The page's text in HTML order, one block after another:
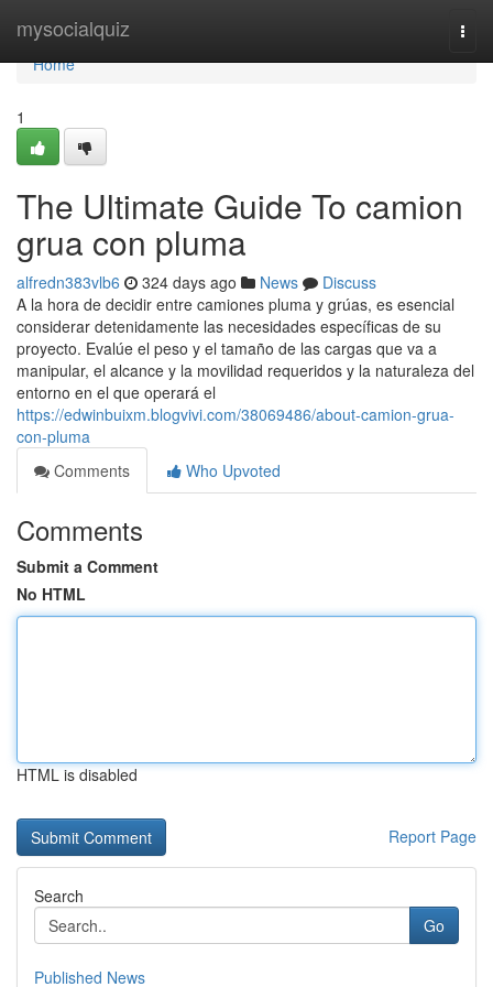
mysocialquiz
Home
Home
1
The Ultimate Guide To camion
grua con pluma
alfredn383vlb6 324 days ago News
Discuss
A la hora de decidir entre camiones pluma y grúas, es esencial
considerar detenidamente las necesidades específicas de su
proyecto. Evalúe el peso y el tamaño de las cargas que va a
manipular, el alcance y la movilidad requeridos y la naturaleza del
entorno en el que operará el
https://edwinbuixm.blogvivi.com/38069486/about-camion-grua-
con-pluma
Comments
Who Upvoted
Comments
Submit a Comment
No HTML
HTML is disabled
Report Page
Search
Go
Published News